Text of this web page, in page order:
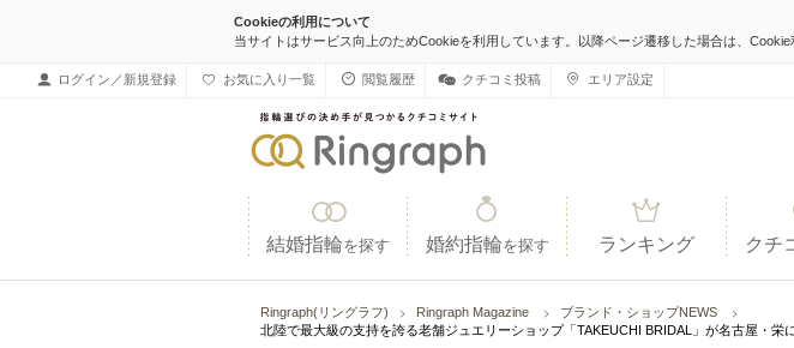
Cookieの利用について
当サイトはサービス向上のためCookieを利用しています。以降ページ遷移した場合は、Cookie
ログイン／新規登録 お気に入り一覧 閲覧履歴 クチコミ投稿 エリア設定
結婚指輪を探す 婚約指輪を探す ランキング クチ
Ringraph(リングラフ) Ringraph Magazine
ブランド・ショップNEWS
北陸で最大級の支持を誇る老舗ジュエリーショップ「TAKEUCHI BRIDAL」が名古屋・